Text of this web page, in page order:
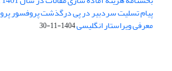
پیام تسلیت سردبیر در پی درگذشت پروفسور
معرفی ویراستار انگلیسی1404-11-30